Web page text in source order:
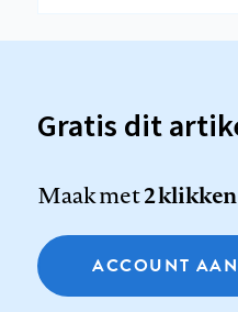
Gratis dit
Maak met2 klikken
ACCOUNT